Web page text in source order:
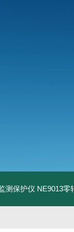
测保护仪 NE9013零